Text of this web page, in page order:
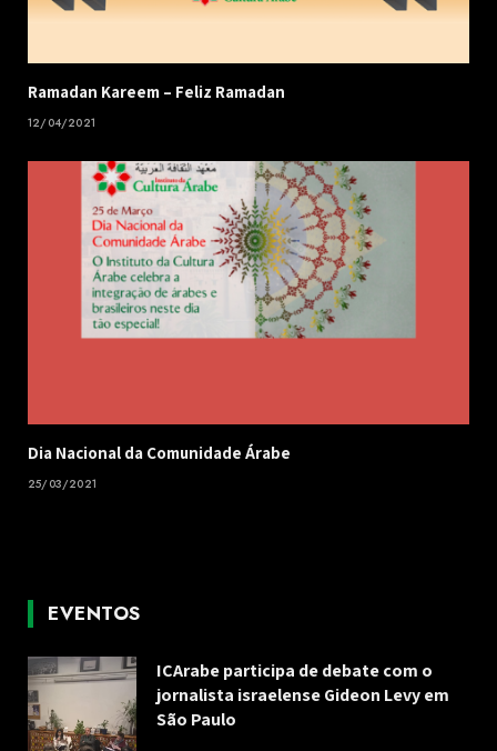
Ramadan Kareem – Feliz Ramadan
12/04/2021
Dia Nacional da Comunidade Árabe
25/03/2021
EVENTOS
ICArabe participa de debate com o
jornalista israelense Gideon Levy em
São Paulo